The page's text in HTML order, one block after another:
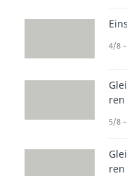
4/8
ren
5/8